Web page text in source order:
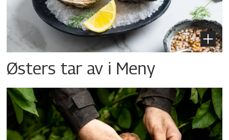
Østers tar av i Meny